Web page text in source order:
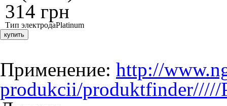
314 грн
Тип электродаPlatinum
купить
Применение: http://
produkcii/produktfinder/////